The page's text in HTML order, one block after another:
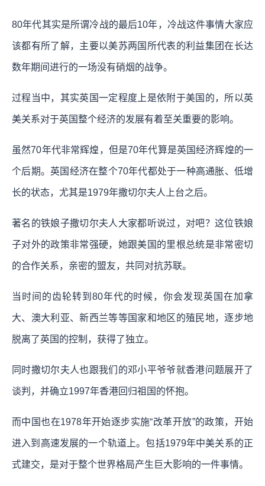
80年代其实是所谓冷战的最后10年，冷战这件事情大家应
该都有所了解，主要以美苏两国所代表的利益集团在长达
数年期间进行的一场没有硝烟的战争。
过程当中，其实英国一定程度上是依附于美国的，所以英
美关系对于英国整个经济的发展有着至关重要的影响。
虽然70年代非常辉煌，但是70年代算是英国经济辉煌的一
个后期。英国经济在整个70年代都处于一种高通胀、低增
长的状态，尤其是1979年撒切尔夫人上台之后。
著名的铁娘子撒切尔夫人大家都听说过，对吧？这位铁娘
子对外的政策非常强硬，她跟美国的里根总统是非常密切
的合作关系，亲密的盟友，共同对抗苏联。
当时间的齿轮转到80年代的时候，你会发现英国在加拿
大、澳大利亚、新西兰等等国家和地区的殖民地，逐步地
脱离了英国的控制，获得了独立。
同时撒切尔夫人也跟我们的邓小平爷爷就香港问题展开了
谈判，并确立1997年香港回归祖国的怀抱。
而中国也在1978年开始逐步实施“改革开放”的政策，开始
进入到高速发展的一个轨道上。包括1979年中美关系的正
式建交，是对于整个世界格局产生巨大影响的一件事情。